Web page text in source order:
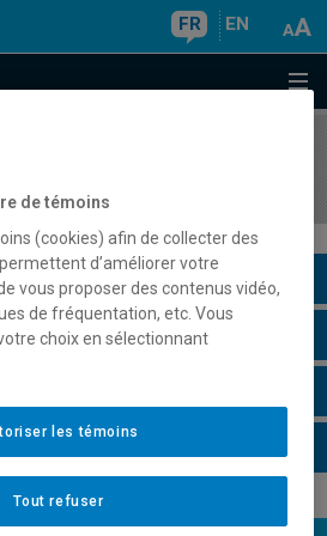
FR EN
de témoins
(cookies) afin de collecter des
d’améliorer votre
vous proposer des contenus vidéo,
de fréquentation, etc. Vous
choix en sélectionnant
Tout refuser
les témoins